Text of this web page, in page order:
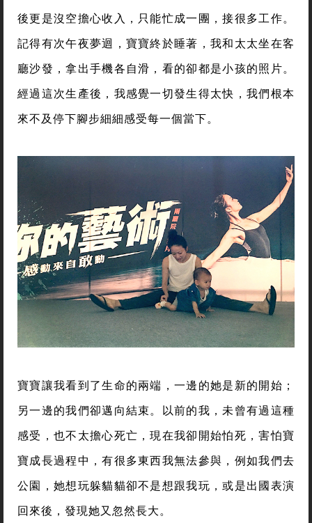
後更是沒空擔心收入，只能忙成一團，接很多工作。
記得有次午夜夢迴，寶寶終於睡著，我和太太坐在客
廳沙發，拿出手機各自滑，看的卻都是小孩的照片。
經過這次生產後，我感覺一切發生得太快，我們根本
來不及停下腳步細細感受每一個當下。
寶寶讓我看到了生命的兩端，一邊的她是新的開始；
另一邊的我們卻邁向結束。以前的我，未曾有過這種
感受，也不太擔心死亡，現在我卻開始怕死，害怕寶
寶成長過程中，有很多東西我無法參與，例如我們去
公園，她想玩躲貓貓卻不是想跟我玩，或是出國表演
回來後，發現她又忽然長大。